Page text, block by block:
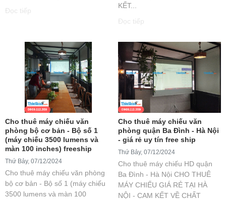
Đọc tiếp
KẾT...
Đọc tiếp
Cho thuê máy chiếu văn
phòng bộ cơ bản - Bộ số 1
(máy chiếu 3500 lumens và
màn 100 inches) freeship
Thứ Bảy, 07/12/2024
Cho thuê máy chiếu văn phòng
bộ cơ bản - Bộ số 1 (máy chiếu
3500 lumens và màn 100
Cho thuê máy chiếu văn
phòng quận Ba Đình - Hà Nội
- giá rẻ uy tín free ship
Thứ Bảy, 07/12/2024
Cho thuê máy chiếu HD quận
Ba Đình - Hà Nội CHO THUÊ
MÁY CHIẾU GIÁ RẺ TẠI HÀ
NỘI - CAM KẾT VỀ CHẤT